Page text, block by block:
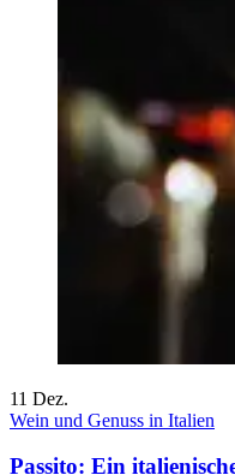
11 Dez.
Wein und Genuss in Italien
Passito: Ein